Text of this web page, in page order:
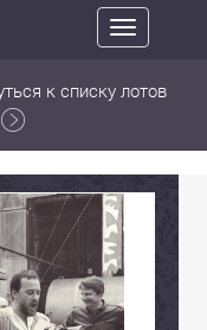
Toggle
navigation
к списку лотов